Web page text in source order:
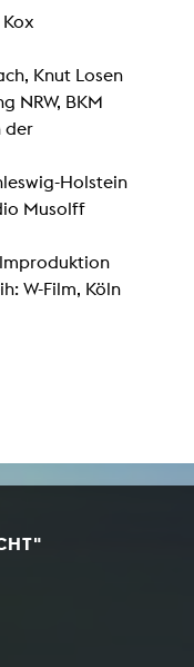
Knut Losen
NRW, BKM
der
Holstein
Musolff
W-Film, Köln